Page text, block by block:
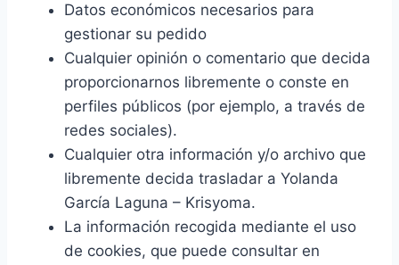
Datos económicos necesarios para
gestionar su pedido
Cualquier opinión o comentario que decida
proporcionarnos libremente o conste en
perfiles públicos (por ejemplo, a través de
redes sociales).
Cualquier otra información y/o archivo que
libremente decida trasladar a Yolanda
García Laguna – Krisyoma.
La información recogida mediante el uso
de cookies, que puede consultar en